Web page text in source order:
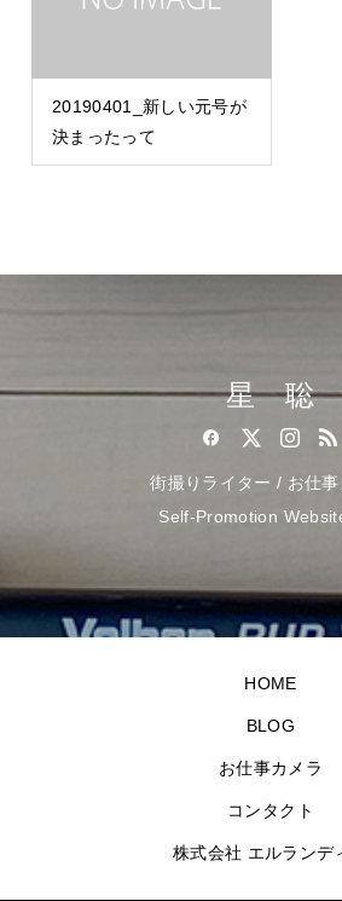
20190401_新しい元号が
決まったって
星 聡
街撮りライター / お仕事
Self-Promotion
HOME
BLOG
お仕事カメラ
コンタクト
株式会社 エルランデ